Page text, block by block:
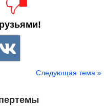
Следующая тема »